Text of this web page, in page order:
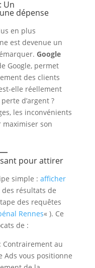
Un
dépense
en plus
est devenue un
Google
Google, permet
des clients
elle réellement
d’argent ?
les inconvénients
son
pour attirer
simple : afficher
résultats de
des requêtes
Rennes« ). Ce
de :
au
Ads vous positionne